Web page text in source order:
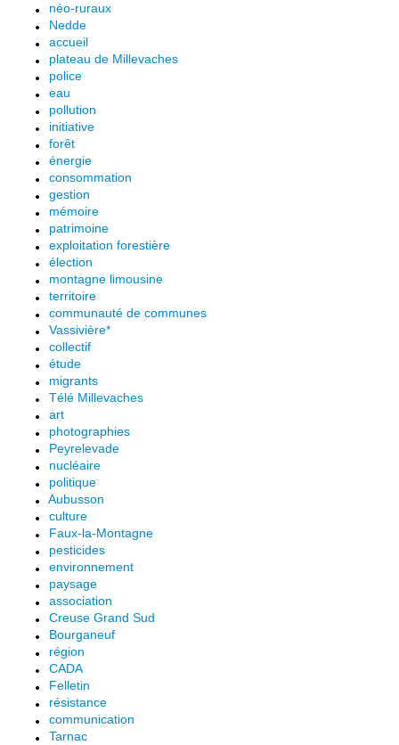
néo-ruraux
Nedde
accueil
plateau de Millevaches
police
eau
pollution
initiative
forêt
énergie
consommation
gestion
mémoire
patrimoine
exploitation forestière
élection
montagne limousine
territoire
communauté de communes
Vassivière*
collectif
étude
migrants
Télé Millevaches
art
photographies
Peyrelevade
nucléaire
politique
Aubusson
culture
Faux-la-Montagne
pesticides
environnement
paysage
association
Creuse Grand Sud
Bourganeuf
région
CADA
Felletin
résistance
communication
Tarnac